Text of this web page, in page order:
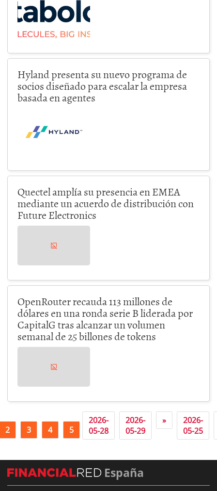
Hyland presenta su nuevo programa de
socios diseñado para escalar la empresa
basada en agentes
Quectel amplía su presencia en EMEA
mediante un acuerdo de distribución con
Future Electronics
OpenRouter recauda 113 millones de
dólares en una ronda serie B liderada por
CapitalG tras alcanzar un volumen
semanal de 25 billones de tokens
2 3 4 5 6
2026-
05-28
2026-
05-29
»
2026-
05-25
España